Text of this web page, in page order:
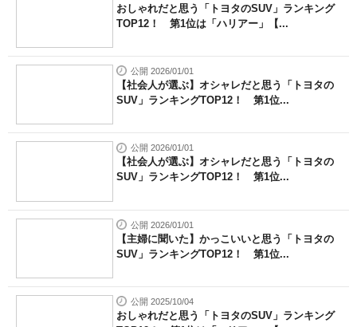
おしゃれだと思う「トヨタのSUV」ランキング
TOP12！ 第1位は「ハリアー」【...
公開 2026/01/01
【社会人が選ぶ】オシャレだと思う「トヨタの
SUV」ランキングTOP12！ 第1位...
公開 2026/01/01
【社会人が選ぶ】オシャレだと思う「トヨタの
SUV」ランキングTOP12！ 第1位...
公開 2026/01/01
【主婦に聞いた】かっこいいと思う「トヨタの
SUV」ランキングTOP12！ 第1位...
公開 2025/10/04
おしゃれだと思う「トヨタのSUV」ランキング